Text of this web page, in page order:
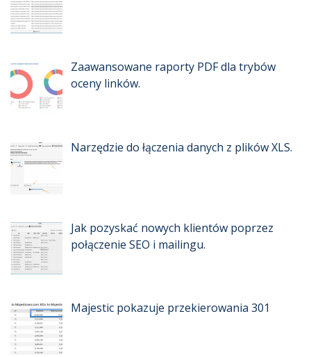
Zaawansowane raporty PDF dla trybów
oceny linków.
Narzędzie do łączenia danych z plików XLS.
Jak pozyskać nowych klientów poprzez
połączenie SEO i mailingu.
Majestic pokazuje przekierowania 301